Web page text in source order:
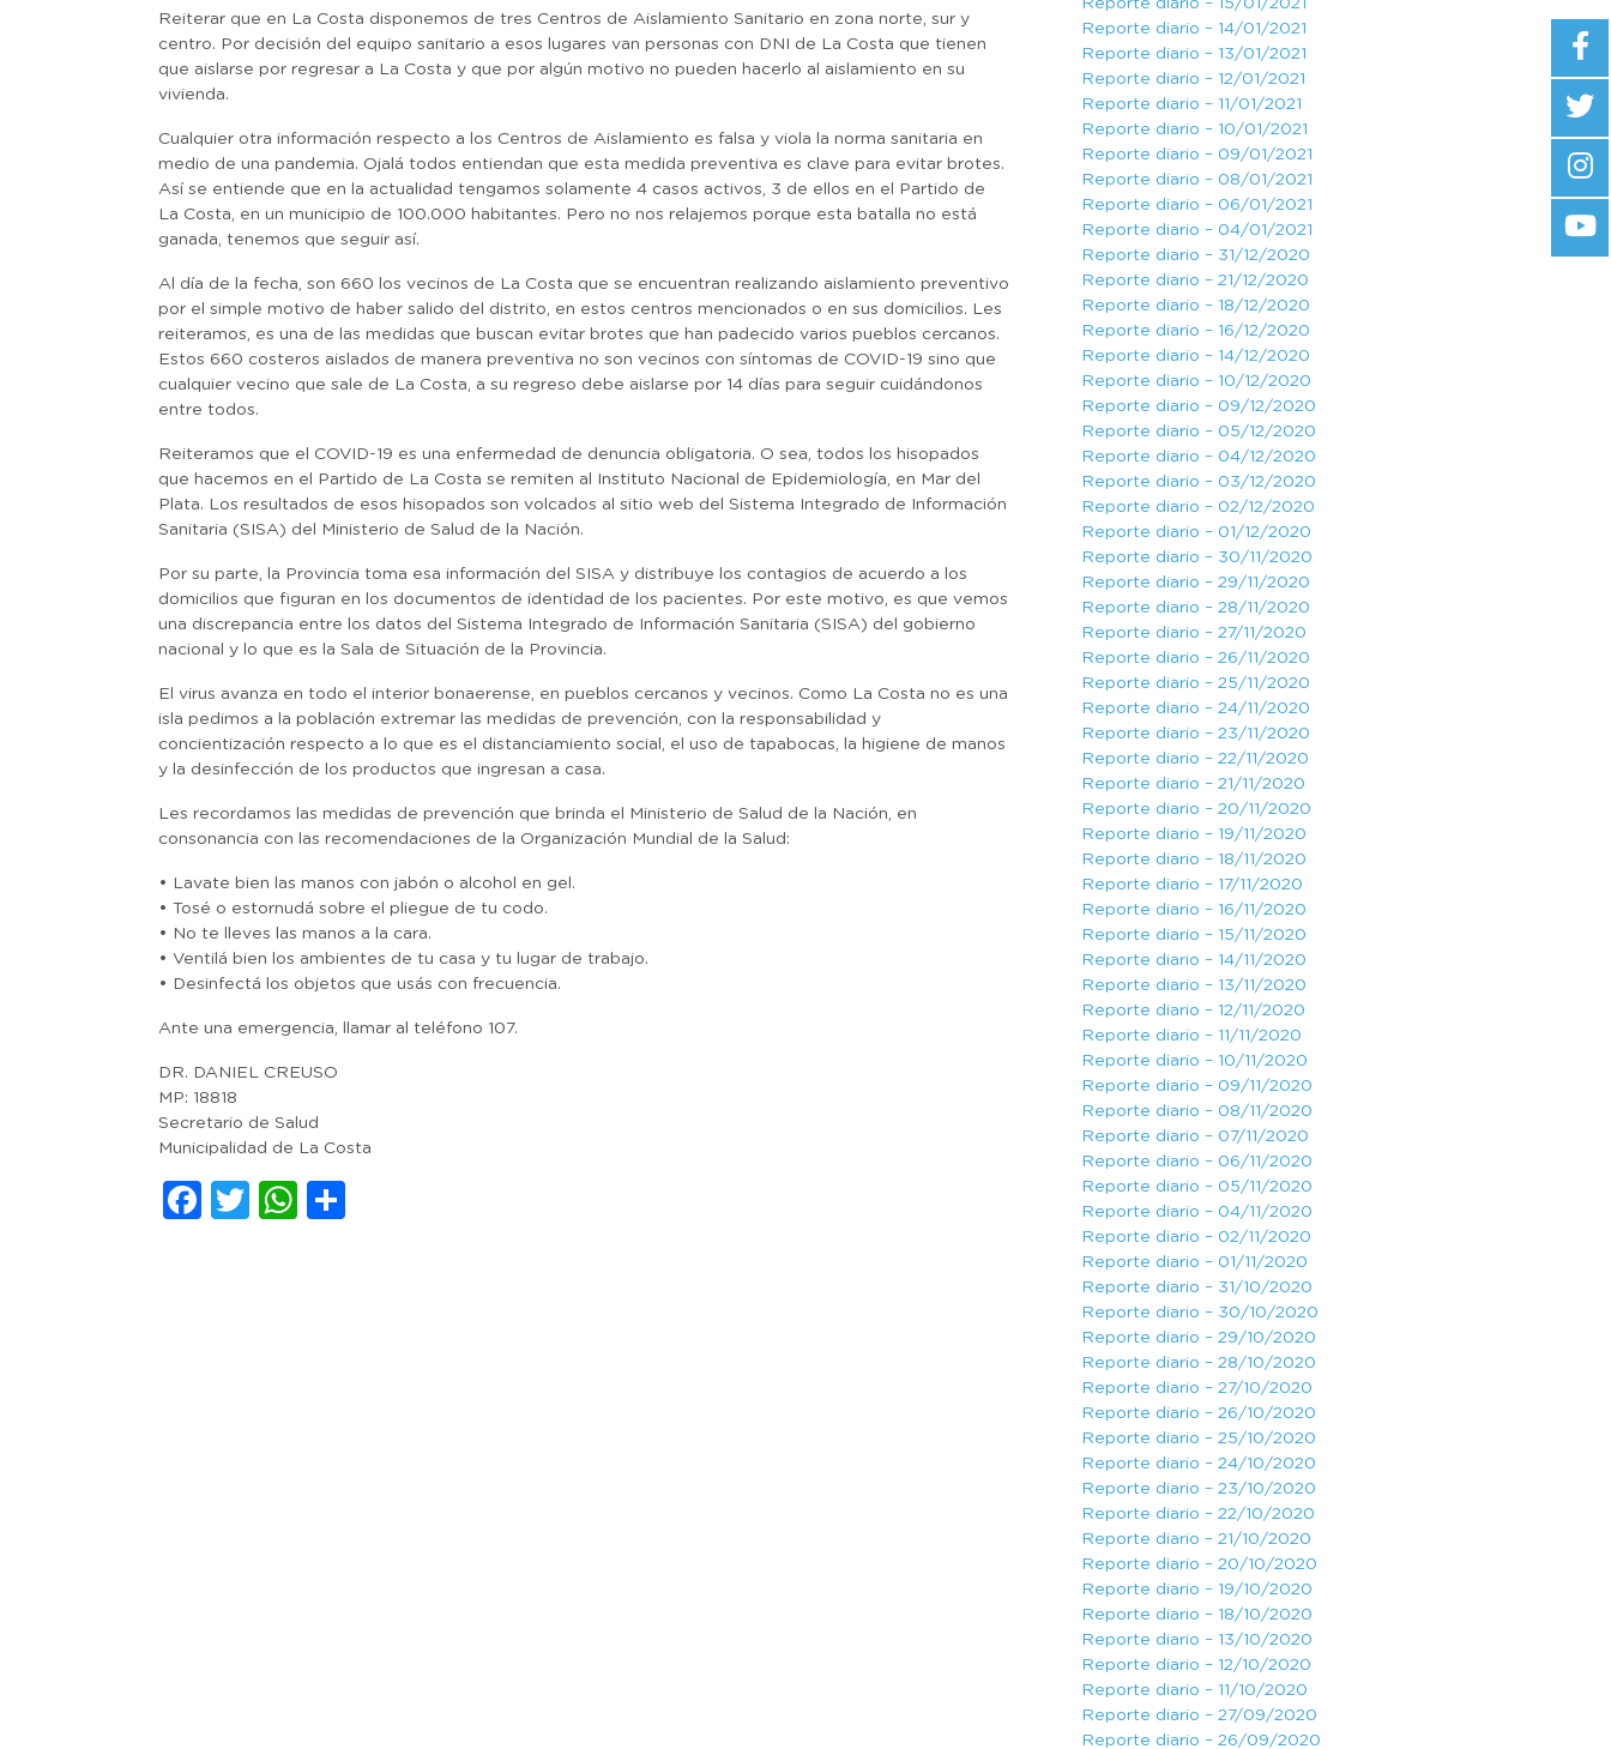
Reiterar que en La Costa disponemos de tres Centros de Aislamiento Sanitario en zona norte, sur y
centro. Por decisión del equipo sanitario a esos lugares van personas con DNI de La Costa que tienen
que aislarse por regresar a La Costa y que por algún motivo no pueden hacerlo al aislamiento en su
vivienda.
Cualquier otra información respecto a los Centros de Aislamiento es falsa y viola la norma sanitaria en
medio de una pandemia. Ojalá todos entiendan que esta medida preventiva es clave para evitar brotes.
Así se entiende que en la actualidad tengamos solamente 4 casos activos, 3 de ellos en el Partido de
La Costa, en un municipio de 100.000 habitantes. Pero no nos relajemos porque esta batalla no está
ganada, tenemos que seguir así.
Al día de la fecha, son 660 los vecinos de La Costa que se encuentran realizando aislamiento preventivo
por el simple motivo de haber salido del distrito, en estos centros mencionados o en sus domicilios. Les
reiteramos, es una de las medidas que buscan evitar brotes que han padecido varios pueblos cercanos.
Estos 660 costeros aislados de manera preventiva no son vecinos con síntomas de COVID-19 sino que
cualquier vecino que sale de La Costa, a su regreso debe aislarse por 14 días para seguir cuidándonos
entre todos.
Reiteramos que el COVID-19 es una enfermedad de denuncia obligatoria. O sea, todos los hisopados
que hacemos en el Partido de La Costa se remiten al Instituto Nacional de Epidemiología, en Mar del
Plata. Los resultados de esos hisopados son volcados al sitio web del Sistema Integrado de Información
Sanitaria (SISA) del Ministerio de Salud de la Nación.
Por su parte, la Provincia toma esa información del SISA y distribuye los contagios de acuerdo a los
domicilios que figuran en los documentos de identidad de los pacientes. Por este motivo, es que vemos
una discrepancia entre los datos del Sistema Integrado de Información Sanitaria (SISA) del gobierno
nacional y lo que es la Sala de Situación de la Provincia.
El virus avanza en todo el interior bonaerense, en pueblos cercanos y vecinos. Como La Costa no es una
isla pedimos a la población extremar las medidas de prevención, con la responsabilidad y
concientización respecto a lo que es el distanciamiento social, el uso de tapabocas, la higiene de manos
y la desinfección de los productos que ingresan a casa.
Les recordamos las medidas de prevención que brinda el Ministerio de Salud de la Nación, en
consonancia con las recomendaciones de la Organización Mundial de la Salud:
• Lavate bien las manos con jabón o alcohol en gel.
• Tosé o estornudá sobre el pliegue de tu codo.
• No te lleves las manos a la cara.
• Ventilá bien los ambientes de tu casa y tu lugar de trabajo.
• Desinfectá los objetos que usás con frecuencia.
Ante una emergencia, llamar al teléfono 107.
DR. DANIEL CREUSO
MP: 18818
Secretario de Salud
Municipalidad de La Costa
Facebook
TwitterWhatsApp
Reporte diario – 15/01/2021
Reporte diario – 14/01/2021
Reporte diario – 13/01/2021
Reporte diario – 12/01/2021
Reporte diario – 11/01/2021
Reporte diario – 10/01/2021
Reporte diario – 09/01/2021
Reporte diario – 08/01/2021
Reporte diario – 06/01/2021
Reporte diario – 04/01/2021
Reporte diario – 31/12/2020
Reporte diario – 21/12/2020
Reporte diario – 18/12/2020
Reporte diario – 16/12/2020
Reporte diario – 14/12/2020
Reporte diario – 10/12/2020
Reporte diario – 09/12/2020
Reporte diario – 05/12/2020
Reporte diario – 04/12/2020
Reporte diario – 03/12/2020
Reporte diario – 02/12/2020
Reporte diario – 01/12/2020
Reporte diario – 30/11/2020
Reporte diario – 29/11/2020
Reporte diario – 28/11/2020
Reporte diario – 27/11/2020
Reporte diario – 26/11/2020
Reporte diario – 25/11/2020
Reporte diario – 24/11/2020
Reporte diario – 23/11/2020
Reporte diario – 22/11/2020
Reporte diario – 21/11/2020
Reporte diario – 20/11/2020
Reporte diario – 19/11/2020
Reporte diario – 18/11/2020
Reporte diario – 17/11/2020
Reporte diario – 16/11/2020
Reporte diario – 15/11/2020
Reporte diario – 14/11/2020
Reporte diario – 13/11/2020
Reporte diario – 12/11/2020
Reporte diario – 11/11/2020
Reporte diario – 10/11/2020
Reporte diario – 09/11/2020
Reporte diario – 08/11/2020
Reporte diario – 07/11/2020
Reporte diario – 06/11/2020
Reporte diario – 05/11/2020
Reporte diario – 04/11/2020
Reporte diario – 02/11/2020
Reporte diario – 01/11/2020
Reporte diario – 31/10/2020
Reporte diario – 30/10/2020
Reporte diario – 29/10/2020
Reporte diario – 28/10/2020
Reporte diario – 27/10/2020
Reporte diario – 26/10/2020
Reporte diario – 25/10/2020
Reporte diario – 24/10/2020
Reporte diario – 23/10/2020
Reporte diario – 22/10/2020
Reporte diario – 21/10/2020
Reporte diario – 20/10/2020
Reporte diario – 19/10/2020
Reporte diario – 18/10/2020
Reporte diario – 13/10/2020
Reporte diario – 12/10/2020
Reporte diario – 11/10/2020
Reporte diario – 27/09/2020
Reporte diario – 26/09/2020